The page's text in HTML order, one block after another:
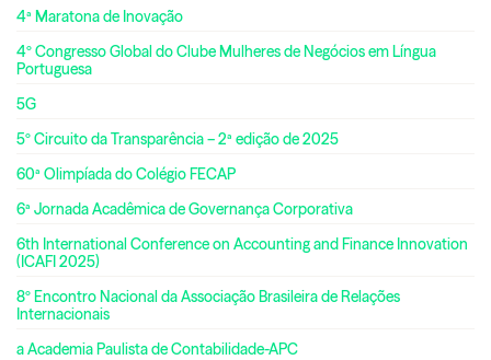
4ª Maratona de Inovação
4º Congresso Global do Clube Mulheres de Negócios em Língua
Portuguesa
5G
5º Circuito da Transparência – 2ª edição de 2025
60ª Olimpíada do Colégio FECAP
6ª Jornada Acadêmica de Governança Corporativa
6th International Conference on Accounting and Finance Innovation
(ICAFI 2025)
8º Encontro Nacional da Associação Brasileira de Relações
Internacionais
a Academia Paulista de Contabilidade-APC